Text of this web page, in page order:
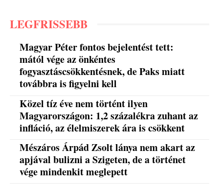
LEGFRISSEBB
Magyar Péter fontos bejelentést tett:
mától vége az önkéntes
fogyasztáscsökkentésnek, de Paks miatt
továbbra is figyelni kell
Közel tíz éve nem történt ilyen
Magyarországon: 1,2 százalékra zuhant az
infláció, az élelmiszerek ára is csökkent
Mészáros Árpád Zsolt lánya nem akart az
apjával bulizni a Szigeten, de a történet
vége mindenkit meglepett